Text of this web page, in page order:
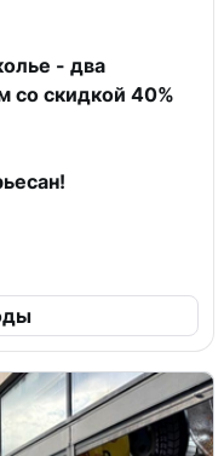
- два
со скидкой 40%